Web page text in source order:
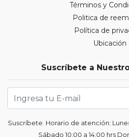
Términos y
Politica de
Política de
Ubicación
Suscríbete a
Suscríbete. Horario de atención:
Sábado 10:00 a 14:00 hrs